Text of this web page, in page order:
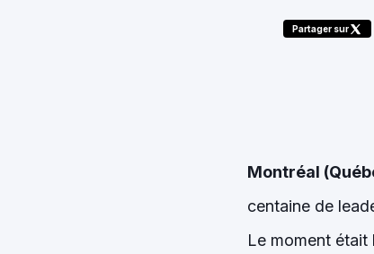
Partager sur
Montréal
centaine de
Le moment était